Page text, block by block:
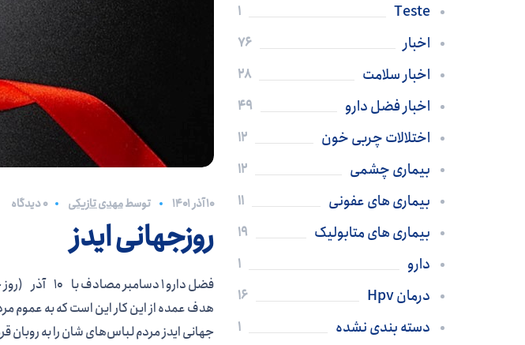
۱۰ آذر ۱۴۰۱ توسطمهدی تازیکی 0 دیدگاه
روزجهانی ایدز
Teste
1
اخبار 76
اخبار سلامت 28
اخبار فضل دارو 49
اختلالات چربی خون 12
بیماری چشمی 12
بیماری های عفونی 11
بیماری های متابولیک 19
دارو 1
درمان Hpv 16
دسته بندی نشده 1